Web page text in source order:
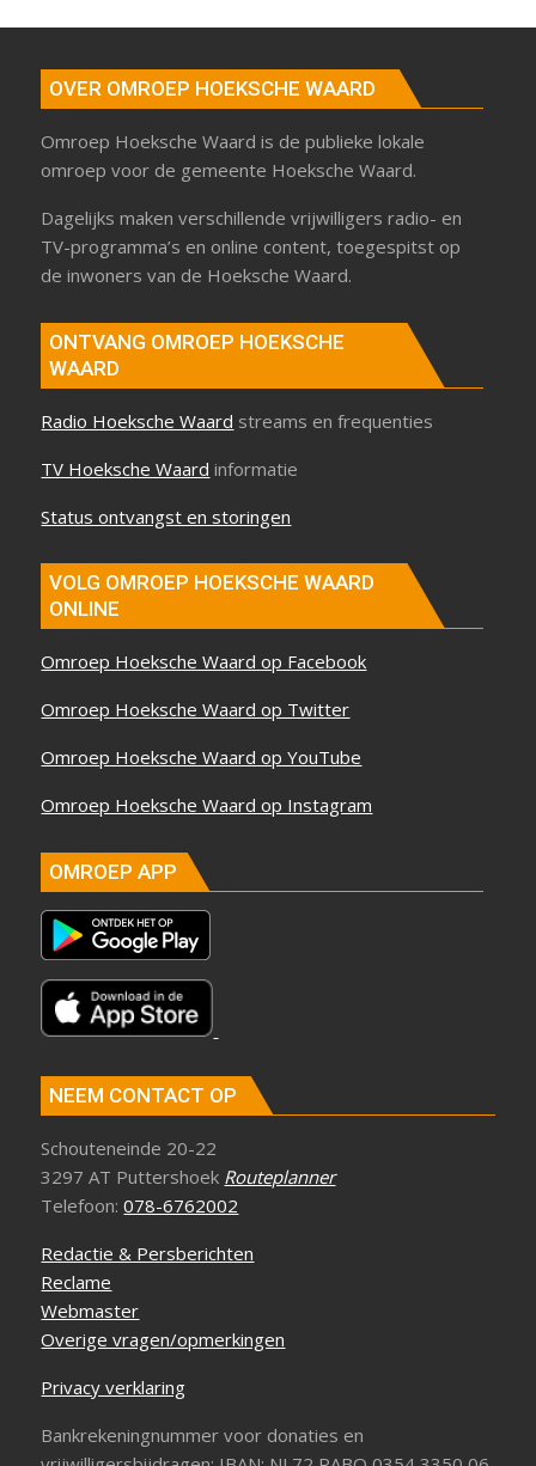
OVER OMROEP HOEKSCHE WAARD
Omroep Hoeksche Waard is de publieke lokale
omroep voor de gemeente Hoeksche Waard.
Dagelijks maken verschillende vrijwilligers radio- en
TV-programma’s en online content, toegespitst op
de inwoners van de Hoeksche Waard.
ONTVANG OMROEP HOEKSCHE
WAARD
Radio Hoeksche Waard streams en frequenties
TV Hoeksche Waard informatie
Status ontvangst en storingen
VOLG OMROEP HOEKSCHE WAARD
ONLINE
Omroep Hoeksche Waard op Facebook
Omroep Hoeksche Waard op Twitter
Omroep Hoeksche Waard op YouTube
Omroep Hoeksche Waard op Instagram
OMROEP APP
NEEM CONTACT OP
Schouteneinde 20-22
3297 AT Puttershoek Routeplanner
Telefoon:078-6762002
Redactie & Persberichten
Reclame
Webmaster
Overige vragen/opmerkingen
Privacy verklaring
Bankrekeningnummer voor donaties en